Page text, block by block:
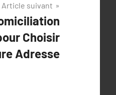
Article suivant
Choisir
Adresse